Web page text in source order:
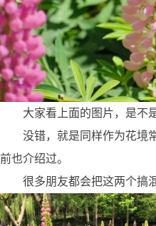
大家看上面的图片，是不
没错，就是同样作为花境
前也介绍过。
很多朋友都会把这两个搞